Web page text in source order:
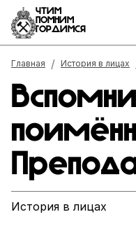
ЧТИМ
ПОМНИМ
ГОРДИМСЯ
Строка навигации
Главная История в лицах
История в лицах